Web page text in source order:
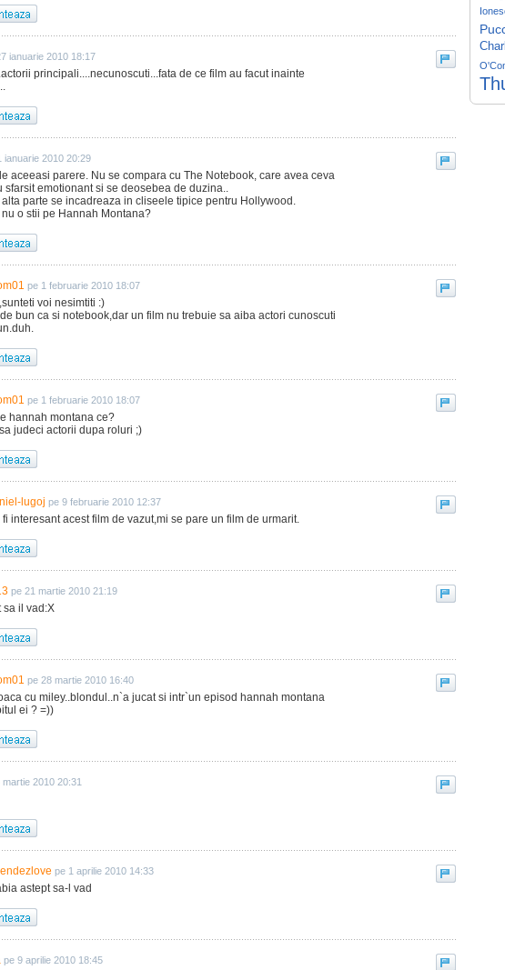
ianuarie 2010 18:17
principali....necunoscuti...fata de ce film au facut inainte
ianuarie 2010 20:29
aceeasi parere. Nu se compara cu The Notebook, care avea ceva
sfarsit emotionant si se deosebea de duzina..
parte se incadreaza in cliseele tipice pentru Hollywood.
o stii pe Hannah Montana?
pe 1 februarie 2010 18:07
voi nesimtiti :)
bun ca si notebook,dar un film nu trebuie sa aiba actori cunoscuti
pe 1 februarie 2010 18:07
hannah montana ce?
judeci actorii dupa roluri ;)
lugoj pe 9 februarie 2010 12:37
interesant acest film de vazut,mi se pare un film de urmarit.
pe 21 martie 2010 21:19
sa il vad:X
pe 28 martie 2010 16:40
cu miley..blondul..n`a jucat si intr`un episod hannah montana
ei ? =))
martie 2010 20:31
pe 1 aprilie 2010 14:33
astept sa-l vad
pe 9 aprilie 2010 18:45